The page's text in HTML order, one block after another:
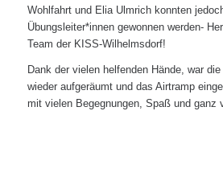
Wohlfahrt und Elia Ulmrich konnten
Übungsleiter*innen gewonnen werden-
Team der KISS-Wilhelmsdorf!
Dank der vielen helfenden Hände, war die
wieder aufgeräumt und das Airtramp
mit vielen Begegnungen, Spaß und ganz